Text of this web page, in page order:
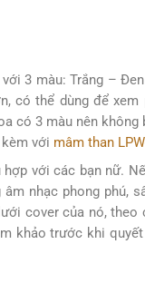
3 màu: Trắng –
có thể dùng để xem
có 3 màu nên không
với mâm than
với các bạn nữ.
nhạc phong phú,
cover của nó,
khảo trước khi